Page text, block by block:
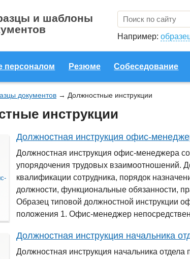
и шаблоны
Например:
персоналом Резюме Собеседование
документов → Должностные инструкции
инструкции
Должностная инструкция офис-
Должностная инструкция офис-менеджера
упорядочения трудовых взаимоотношений.
квалификации сотрудника, порядок
должности, функциональные обязанности,
Образец типовой должностной инструкции
положения 1. Офис-менеджер
Должностная инструкция начальника
Должностная инструкция начальника